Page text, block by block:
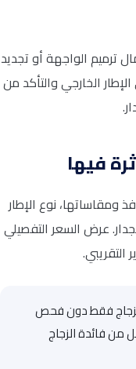
ترميم الواجهة أو تجديد
الخارجي والتأكد من
فيها
ومقاساتها، نوع الإطار
عرض السعر التفصيلي
الزجاج فقط دون فحص
من فائدة الزجاج